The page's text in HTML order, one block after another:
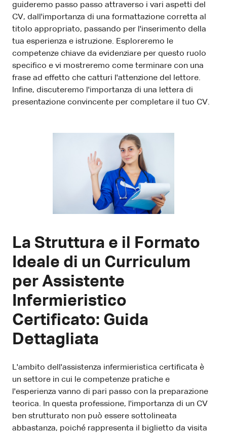
guideremo passo passo attraverso i vari aspetti del
CV, dall'importanza di una formattazione corretta al
titolo appropriato, passando per l'inserimento della
tua esperienza e istruzione. Esploreremo le
competenze chiave da evidenziare per questo ruolo
specifico e vi mostreremo come terminare con una
frase ad effetto che catturi l'attenzione del lettore.
Infine, discuteremo l'importanza di una lettera di
presentazione convincente per completare il tuo CV.
La Struttura e il Formato
Ideale di un Curriculum
per Assistente
Infermieristico
Certificato: Guida
Dettagliata
L'ambito dell'assistenza infermieristica certificata è
un settore in cui le competenze pratiche e
l'esperienza vanno di pari passo con la preparazione
teorica. In questa professione, l'importanza di un CV
ben strutturato non può essere sottolineata
abbastanza, poiché rappresenta il biglietto da visita